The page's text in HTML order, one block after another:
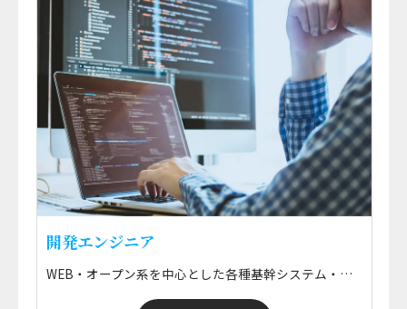
開発エンジニア
WEB・オープン系を中心とした各種基幹システム・情報系システムの要件定義・設計開発・運用保守、 ERPパッケージ導入に伴う設計・開発・実装・保守などの技術支援 ※ 勤務地はプロジェクトによる ※ ご希望のエリアで就業可能！ ※ 給与・案件選択制